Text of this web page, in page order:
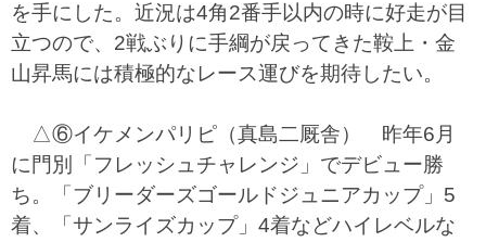
を手にした。近況は4角2番手以内の時に好走が目
立つので、2戦ぶりに手綱が戻ってきた鞍上・金
山昇馬には積極的なレース運びを期待したい。
△⑥イケメンパリピ（真島二厩舎） 昨年6月
に門別「フレッシュチャレンジ」でデビュー勝
ち。「ブリーダーズゴールドジュニアカップ」5
着、「サンライズカップ」4着などハイレベルな